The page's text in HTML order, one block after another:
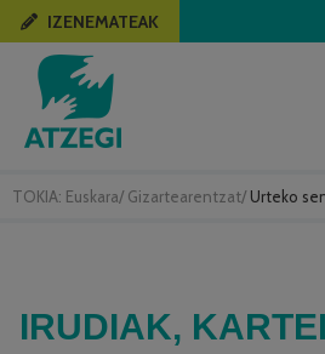
TOKIA: Euskara/ Gizartearentzat/ Urteko
IZENEMATEAK
IRUDIAK,